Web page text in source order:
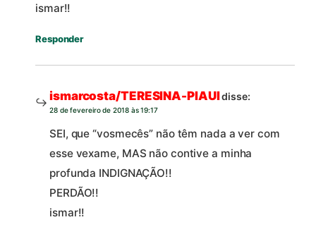
ismar!!
Responder
ismarcosta/TERESINA-PIAUIdisse:
28 de fevereiro de 2018 às 19:17
SEI, que “vosmecês” não têm nada a ver com
esse vexame, MAS não contive a minha
profunda INDIGNAÇÃO!!
PERDÃO!!
ismar!!